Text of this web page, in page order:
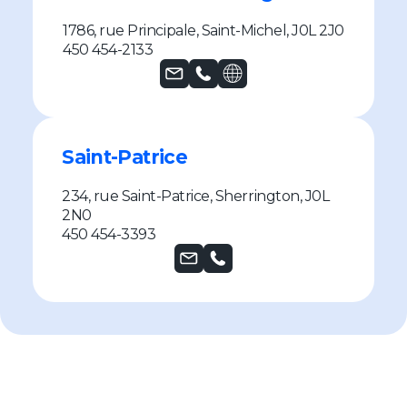
1786, rue Principale, Saint-Michel, J0L 2J0
450 454-2133
Saint-Patrice
234, rue Saint-Patrice, Sherrington, J0L
2N0
450 454-3393